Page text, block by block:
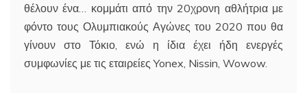
θέλουν ένα… κομμάτι από την 20χρονη αθλήτρια με
φόντο τους Ολυμπιακούς Αγώνες του 2020 που θα
γίνουν στο Τόκιο, ενώ η ίδια έχει ήδη ενεργές
συμφωνίες με τις εταιρείες Yonex, Nissin, Wowow.